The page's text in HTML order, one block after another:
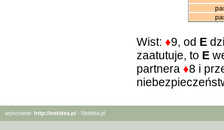
Wist: ♦9, od E
zaatutuje, to E
partnera ♦8 i
wykonanie: http://netidea.pl - Netidea.pl